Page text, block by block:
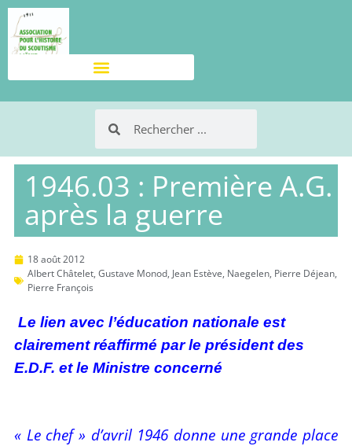
1946.03 : Première A.G.
après la guerre
18 août 2012
Albert Châtelet, Gustave Monod, Jean Estève, Naegelen, Pierre Déjean,
Pierre François
Le lien avec l’éducation nationale est
clairement réaffirmé par le président des
E.D.F. et le Ministre concerné
« Le chef » d’avril 1946 donne une grande place